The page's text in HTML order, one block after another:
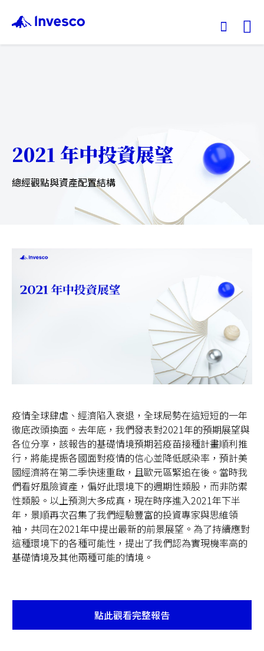
投資教育
服務中心
關於景順
2021 年中投資展望
總經觀點與資產配置結構
疫情全球肆虐、經濟陷入衰退，全球局勢在這短短的一年
徹底改頭換面。去年底，我們發表對2021年的預期展望與
各位分享，該報告的基礎情境預期若疫苗接種計畫順利推
行，將能提振各國面對疫情的信心並降低感染率，預計美
國經濟將在第二季快速重啟，且歐元區緊追在後。當時我
們看好風險資產，偏好此環境下的週期性類股，而非防禦
性類股。以上預測大多成真，現在時序進入2021年下半
年，景順再次召集了我們經驗豐富的投資專家與思維領
袖，共同在2021年中提出最新的前景展望。為了持續應對
這種環境下的各種可能性，提出了我們認為實現機率高的
基礎情境及其他兩種可能的情境。
點此觀看完整報告
Opens
in